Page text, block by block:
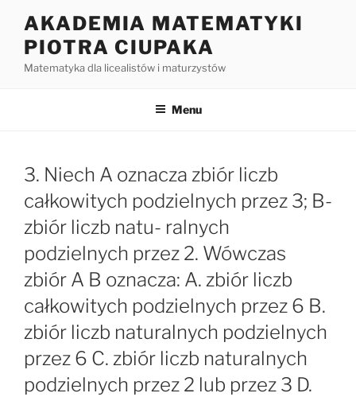
treści
AKADEMIA MATEMATYKI
PIOTRA CIUPAKA
Matematyka dla licealistów i maturzystów
Menu
3. Niech A oznacza zbiór liczb
całkowitych podzielnych przez 3; B-
zbiór liczb natu- ralnych
podzielnych przez 2. Wówczas
zbiór A B oznacza: A. zbiór liczb
całkowitych podzielnych przez 6 B.
zbiór liczb naturalnych podzielnych
przez 6 C. zbiór liczb naturalnych
podzielnych przez 2 lub przez 3 D.